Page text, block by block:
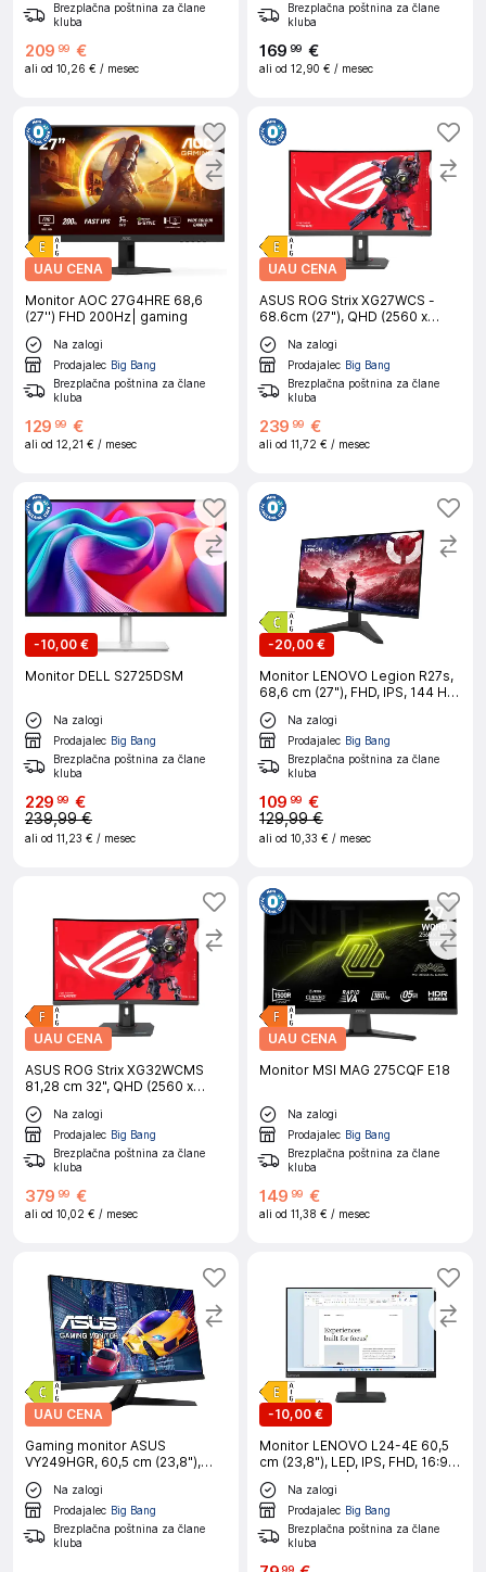
Brezplačna poštnina za člane
kluba
209 99 €
ali od 10,26 € / mesec
Brezplačna poštnina za člane
kluba
169 99 €
ali od 12,90 € / mesec
UAU CENA
Monitor AOC 27G4HRE 68,6
(27'') FHD 200Hz| gaming
Na zalogi
Prodajalec Big Bang
Brezplačna poštnina za člane
kluba
129 99 €
ali od 12,21 € / mesec
UAU CENA
ASUS ROG Strix XG27WCS -
68.6cm (27"), QHD (2560 x
1440), Fast VA, 1500R, 180Hz
ukrivljen gaming monitor
Na zalogi
Prodajalec Big Bang
Brezplačna poštnina za člane
kluba
239 99 €
ali od 11,72 € / mesec
-10,00 €
Monitor DELL S2725DSM
Na zalogi
Prodajalec Big Bang
Brezplačna poštnina za člane
kluba
229 99 €
239,99 €
ali od 11,23 € / mesec
-20,00 €
Monitor LENOVO Legion R27s,
68,6 cm (27"), FHD, IPS, 144 Hz,
DP/HDMI, HDR10, gaming
Na zalogi
Prodajalec Big Bang
Brezplačna poštnina za člane
kluba
109 99 €
129,99 €
ali od 10,33 € / mesec
UAU CENA
ASUS ROG Strix XG32WCMS
81,28 cm 32", QHD (2560 x
1440), Fast VA, 1500R,
280Hz ukrivljen gaming
monitor
Na zalogi
Prodajalec Big Bang
Brezplačna poštnina za člane
kluba
379 99 €
ali od 10,02 € / mesec
UAU CENA
Monitor MSI MAG 275CQF E18
Na zalogi
Prodajalec Big Bang
Brezplačna poštnina za člane
kluba
149 99 €
ali od 11,38 € / mesec
UAU CENA
Gaming monitor ASUS
VY249HGR, 60,5 cm (23,8"),
FHD, IPS, 120 Hz, HDMI/VGA
Na zalogi
Prodajalec Big Bang
Brezplačna poštnina za člane
kluba
-10,00 €
Monitor LENOVO L24-4E 60,5
cm (23,8"), LED, IPS, FHD, 16:9,
100 Hz, HDMI|Gaming
Na zalogi
Prodajalec Big Bang
Brezplačna poštnina za člane
kluba
99